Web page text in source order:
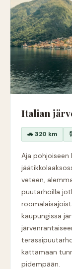
Italian
🚗 320 km
Aja pohjoiseen
veteen,
puutarhoilla
kaupungissa
kattamaan
pidempään.